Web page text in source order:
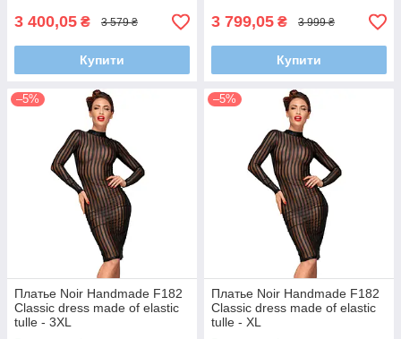
3 400,05 ₴ 3 579 ₴
Купити
3 799,05 ₴ 3 999 ₴
Купити
–5%
Платье Noir Handmade F182
Classic dress made of elastic
tulle - 3XL
–5%
Платье Noir Handmade F182
Classic dress made of elastic
tulle - XL